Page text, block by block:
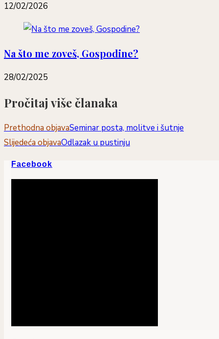
12/02/2026
Na što me zoveš, Gospodine?
28/02/2025
Pročitaj više članaka
Prethodna objavaSeminar posta, molitve i šutnje
Slijedeća objavaOdlazak u pustinju
Facebook